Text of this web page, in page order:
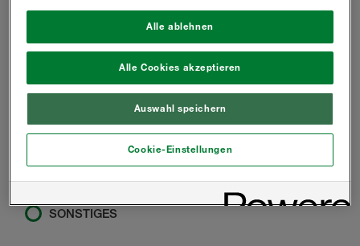
WAS BESCHREIBT SIE AM BESTEN?
HAUSBAUER
HAUSBESITZER
SONSTIGES
Alle ablehnen
Alle Cookies akzeptieren
Auswahl speichern
Cookie-Einstellungen